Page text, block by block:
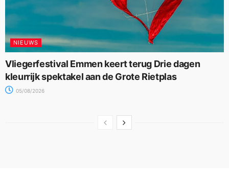
NIEUWS
Vliegerfestival Emmen keert terug Drie dagen
kleurrijk spektakel aan de Grote Rietplas
05/08/2026